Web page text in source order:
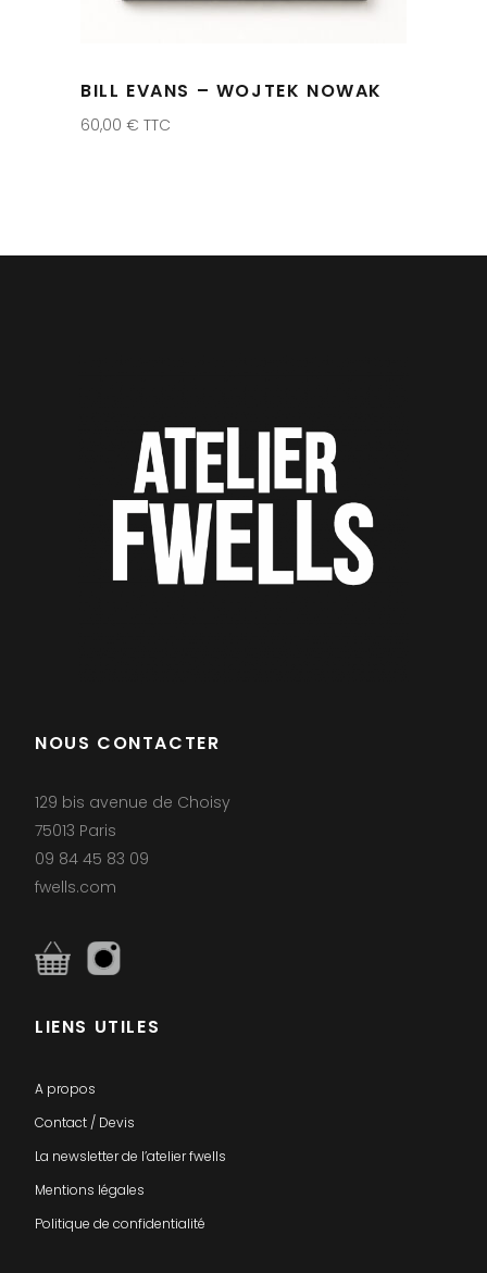
BILL EVANS – WOJTEK NOWAK
60,00 € TTC
NOUS CONTACTER
129 bis avenue de Choisy
75013 Paris
09 84 45 83 09
fwells.com
LIENS UTILES
A propos
Contact / Devis
La newsletter de l’atelier fwells
Mentions légales
Politique de confidentialité